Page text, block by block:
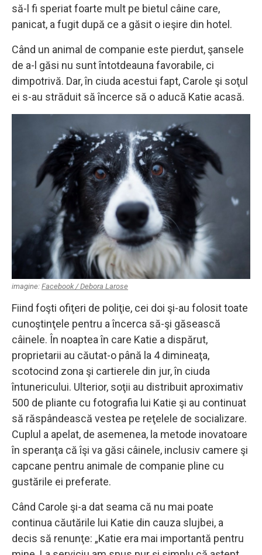
să-l fi speriat foarte mult pe bietul câine care,
panicat, a fugit după ce a găsit o ieşire din hotel.
Când un animal de companie este pierdut, şansele
de a-l găsi nu sunt întotdeauna favorabile, ci
dimpotrivă. Dar, în ciuda acestui fapt, Carole şi soţul
ei s-au străduit să încerce să o aducă Katie acasă.
imagine: Facebook / Debora Larose
Fiind foşti ofiţeri de poliţie, cei doi şi-au folosit toate
cunoştinţele pentru a încerca să-şi găsească
câinele. În noaptea în care Katie a dispărut,
proprietarii au căutat-o ​​până la 4 dimineaţa,
scotocind zona şi cartierele din jur, în ciuda
întunericului. Ulterior, soţii au distribuit aproximativ
500 de pliante cu fotografia lui Katie şi au continuat
să răspândească vestea pe reţelele de socializare.
Cuplul a apelat, de asemenea, la metode inovatoare
în speranţa că îşi va găsi câinele, inclusiv camere şi
capcane pentru animale de companie pline cu
gustările ei preferate.
Când Carole şi-a dat seama că nu mai poate
continua căutările lui Katie din cauza slujbei, a
decis să renunţe: „Katie era mai importantă pentru